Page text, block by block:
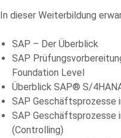
In dieser Weiterbildung
SAP – Der Überblick
SAP
Foundation Level
Überblick SAP® S/
SAP Geschäftsprozesse
SAP Geschäftsprozesse
(Controlling)